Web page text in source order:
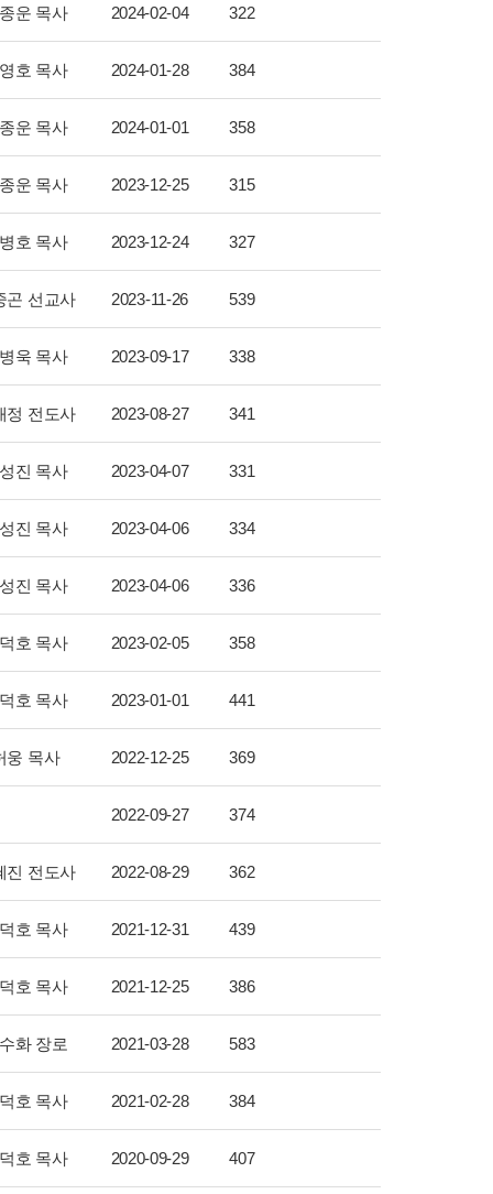
운 목사 2024-02-04 322
호 목사 2024-01-28 384
운 목사 2024-01-01 358
운 목사 2023-12-25 315
호 목사 2023-12-24 327
곤 선교사 2023-11-26 539
욱 목사 2023-09-17 338
정 전도사 2023-08-27 341
진 목사 2023-04-07 331
진 목사 2023-04-06 334
진 목사 2023-04-06 336
호 목사 2023-02-05 358
호 목사 2023-01-01 441
웅 목사 2022-12-25 369
2022-09-27 374
진 전도사 2022-08-29 362
호 목사 2021-12-31 439
호 목사 2021-12-25 386
화 장로 2021-03-28 583
호 목사 2021-02-28 384
호 목사 2020-09-29 407